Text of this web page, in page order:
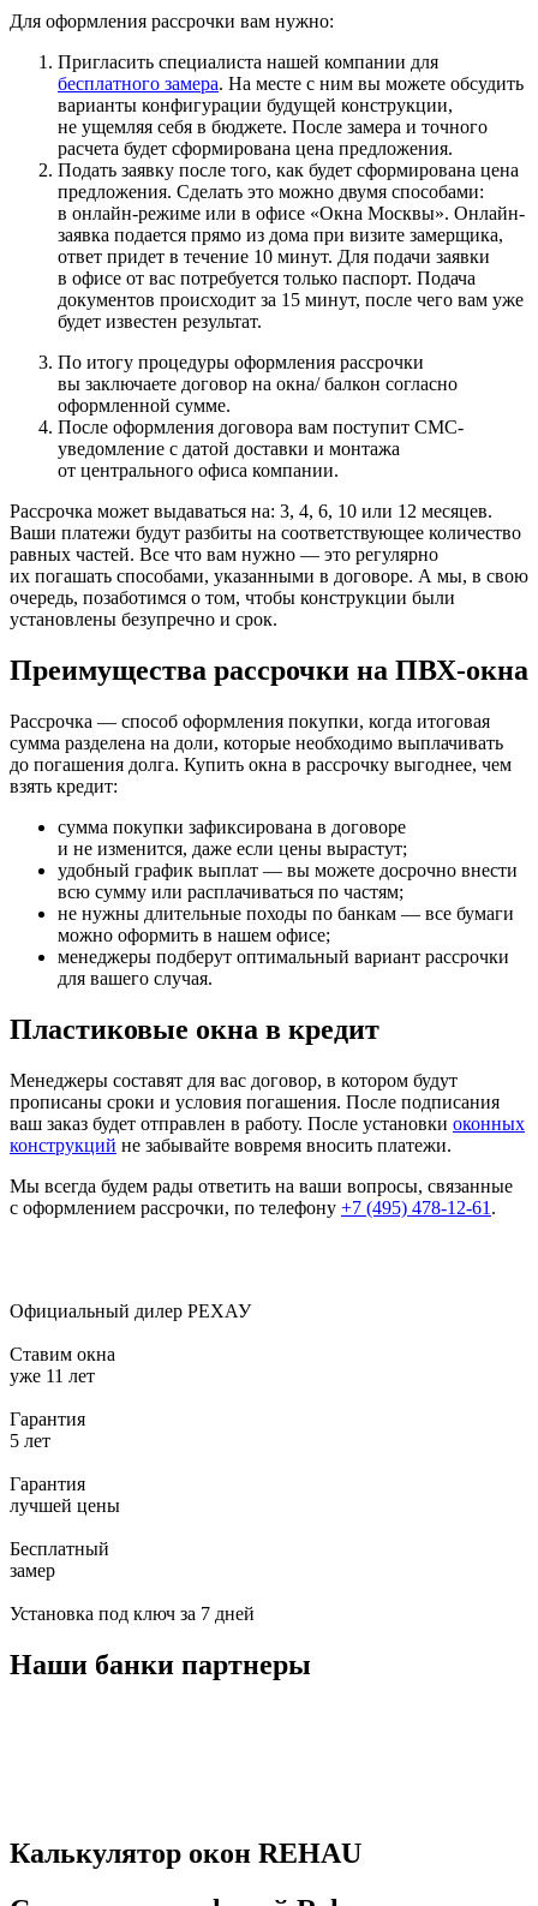
Для оформления рассрочки вам нужно:
Пригласить специалиста нашей компании для
бесплатного замера. На месте с ним вы можете обсудить
варианты конфигурации будущей конструкции,
не ущемляя себя в бюджете. После замера и точного
расчета будет сформирована цена предложения.
Подать заявку после того, как будет сформирована цена
предложения. Сделать это можно двумя способами:
в онлайн-режиме или в офисе «Окна Москвы». Онлайн-
заявка подается прямо из дома при визите замерщика,
ответ придет в течение 10 минут. Для подачи заявки
в офисе от вас потребуется только паспорт. Подача
документов происходит за 15 минут, после чего вам уже
будет известен результат.
По итогу процедуры оформления рассрочки
вы заключаете договор на окна/ балкон согласно
оформленной сумме.
После оформления договора вам поступит СМС-
уведомление с датой доставки и монтажа
от центрального офиса компании.
Рассрочка может выдаваться на: 3, 4, 6, 10 или 12 месяцев.
Ваши платежи будут разбиты на соответствующее количество
равных частей. Все что вам нужно — это регулярно
их погашать способами, указанными в договоре. А мы, в свою
очередь, позаботимся о том, чтобы конструкции были
установлены безупречно и срок.
Преимущества рассрочки на ПВХ-окна
Рассрочка — способ оформления покупки, когда итоговая
сумма разделена на доли, которые необходимо выплачивать
до погашения долга. Купить окна в рассрочку выгоднее, чем
взять кредит:
сумма покупки зафиксирована в договоре
и не изменится, даже если цены вырастут;
удобный график выплат — вы можете досрочно внести
всю сумму или расплачиваться по частям;
не нужны длительные походы по банкам — все бумаги
можно оформить в нашем офисе;
менеджеры подберут оптимальный вариант рассрочки
для вашего случая.
Пластиковые окна в кредит
Менеджеры составят для вас договор, в котором будут
прописаны сроки и условия погашения. После подписания
ваш заказ будет отправлен в работу. После установки оконных
конструкций не забывайте вовремя вносить платежи.
Мы всегда будем рады ответить на ваши вопросы, связанные
с оформлением рассрочки, по телефону +7 (495) 478-12-61 .
Официальный дилер РЕХАУ
Ставим окна
уже 11 лет
Гарантия
5 лет
Гарантия
лучшей цены
Бесплатный
замер
Установка под ключ за 7 дней
Наши банки партнеры
Калькулятор окон REHAU